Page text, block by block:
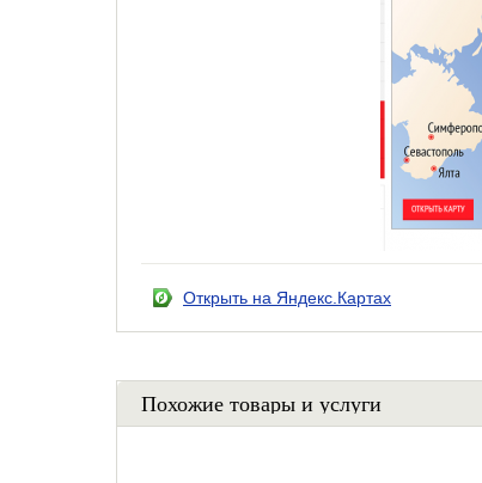
Открыть на Яндекс.Картах
Похожие товары и услуги